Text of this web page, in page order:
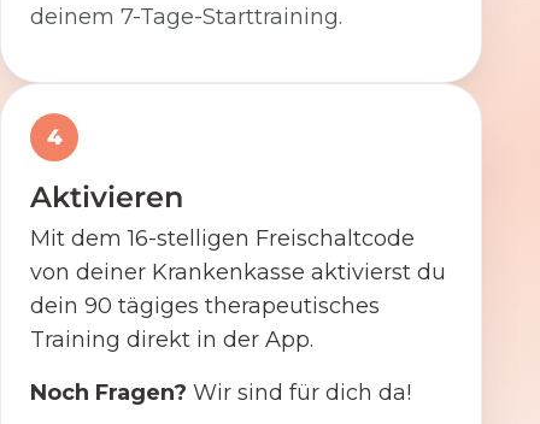
deinem 7-Tage-Starttraining.
4
Aktivieren
Mit dem 16-stelligen Freischaltcode
von deiner Krankenkasse aktivierst du
dein 90 tägiges therapeutisches
Training direkt in der App.
Noch Fragen? Wir sind für dich da!